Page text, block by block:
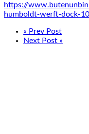
https://
humboldt-werft-dock-
« Prev Post
Next Post »